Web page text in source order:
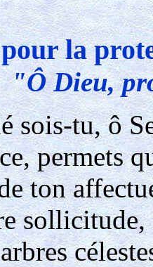
la
"Ô Dieu,
sois-tu, ô
permets
ton
sollicitude,